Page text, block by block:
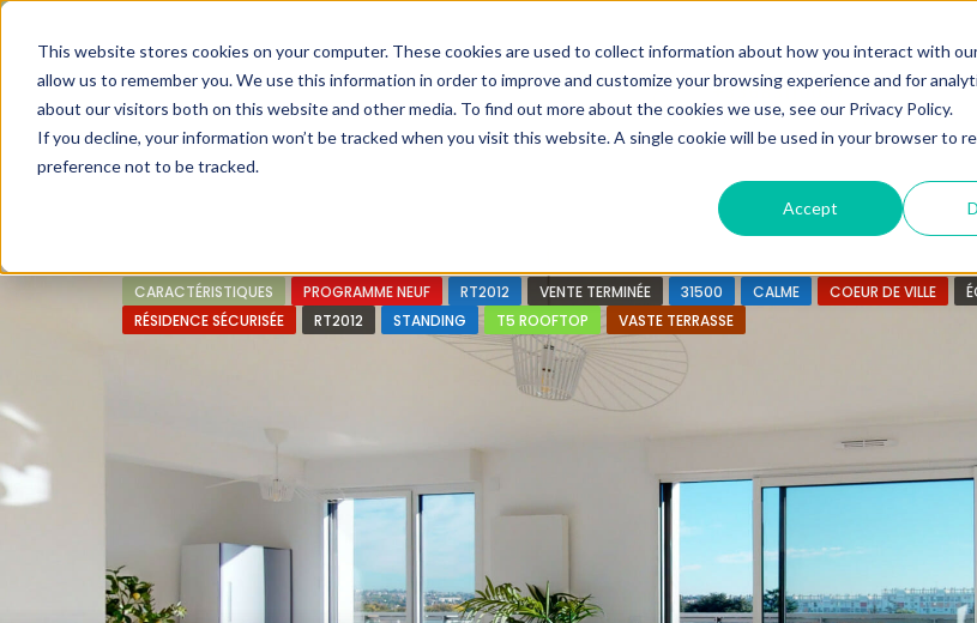
This website stores cookies on your computer. These cookies are used to collect information about how you interact with
allow us to remember you. We use this information in order to improve and customize your browsing experience and for
about our visitors both on this website and other media. To find out more about the cookies we use, see our Privacy Policy.
If you decline, your information won’t be tracked when you visit this website. A single cookie will be used in your browser to
preference not to be tracked.
Accept
+33683110097
contact@urbanhouse360.com
Nos Biens Nos
CARACTÉRISTIQUES PROGRAMME NEUF RT2012 VENTE TERMINÉE 31500 CALME COEUR DE VILLE
RÉSIDENCE SÉCURISÉE
RT2012 STANDING T5 ROOFTOP VASTE TERRASSE